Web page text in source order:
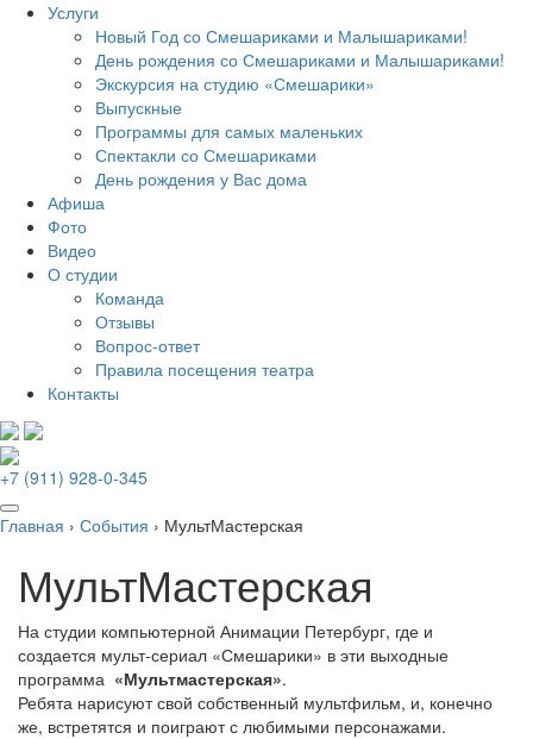
Услуги
Новый Год со Смешариками и Малышариками!
День рождения со Смешариками и Малышариками!
Экскурсия на студию «Смешарики»
Выпускные
Программы для самых маленьких
Спектакли со Смешариками
День рождения у Вас дома
Афиша
Фото
Видео
О студии
Команда
Отзывы
Вопрос-ответ
Правила посещения театра
Контакты
+7 (911) 928-0-345
Главная › События › МультМастерская
МультМастерская
На студии компьютерной Анимации Петербург, где и
создается мульт-сериал «Смешарики» в эти выходные
программа «Мультмастерская».
Ребята нарисуют свой собственный мультфильм, и, конечно
же, встретятся и поиграют с любимыми персонажами.